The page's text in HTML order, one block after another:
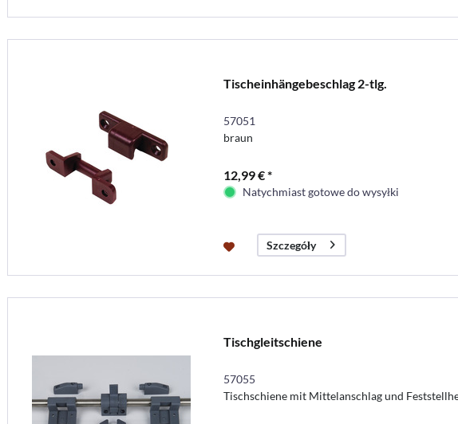
Tischeinhängebeschlag 2-tlg.
57051
braun
12,99 € *
Natychmiast gotowe do wysyłki
Szczegóły
Tischgleitschiene
57055
Tischschiene mit Mittelanschlag und